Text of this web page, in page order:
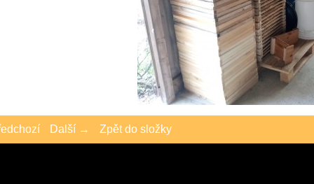
Další → Zpět do složky